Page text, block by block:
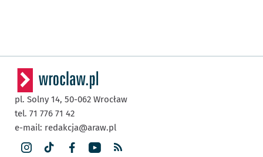
pl. Solny 14, 50-062 Wrocław
tel. 71 776 71 42
e-mail: redakcja@araw.pl